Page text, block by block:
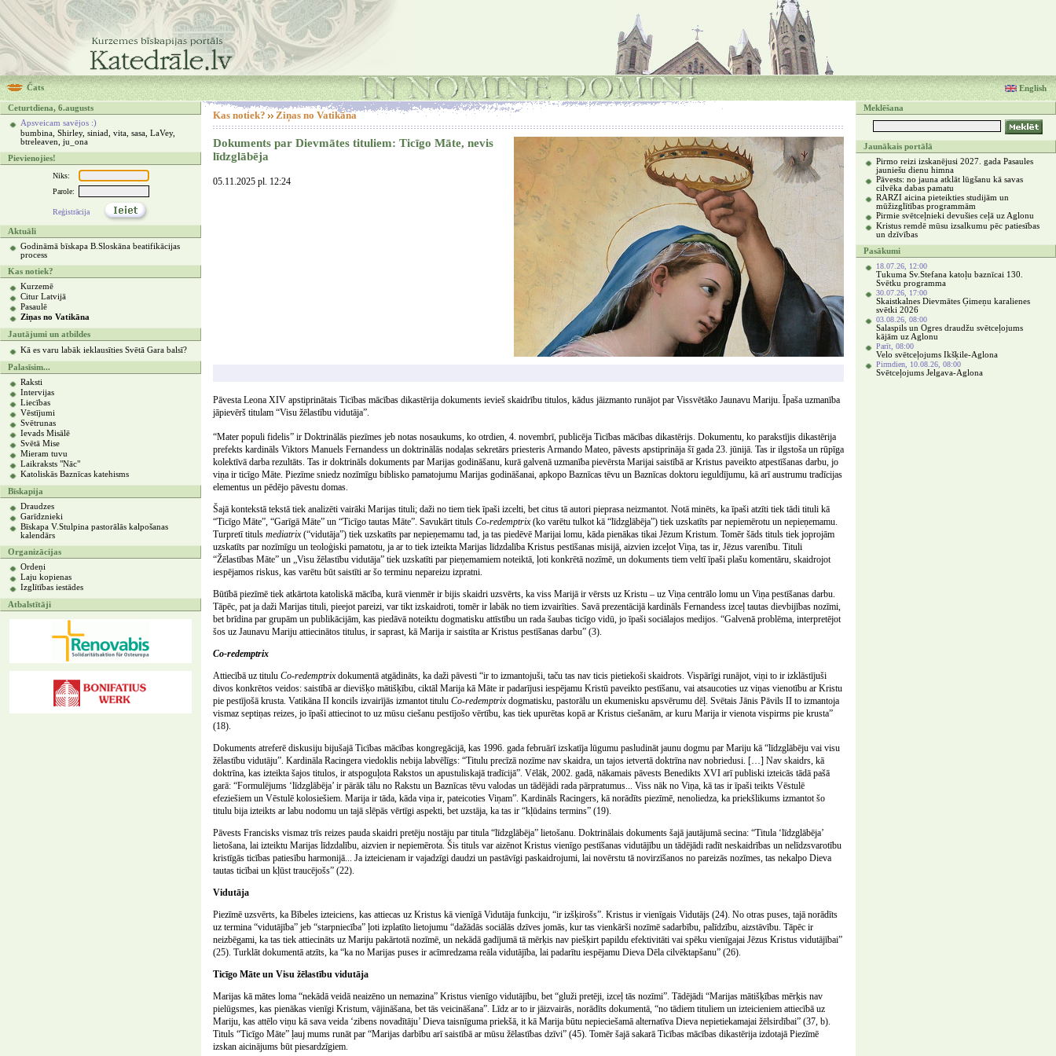
Čats English
Ceturtdiena, 6.augusts
Apsveicam savējos :)
bumbina, Shirley, siniad, vita, sasa, LaVey,
btreleaven, ju_ona
Pievienojies!
Niks:
Parole:
Reģistrācija
Aktuāli
Godināmā bīskapa B.Sloskāna beatifikācijas
process
Kas notiek?
Kurzemē
Citur Latvijā
Pasaulē
Ziņas no Vatikāna
Jautājumi un atbildes
Kā es varu labāk ieklausīties Svētā Gara balsī?
Palasīsim...
Raksti
Intervijas
Liecības
Vēstījumi
Svētrunas
Ievads Misālē
Svētā Mise
Mieram tuvu
Laikraksts "Nāc"
Katoliskās Baznīcas katehisms
Bīskapija
Draudzes
Garīdznieki
Bīskapa V.Stulpina pastorālās kalpošanas
kalendārs
Organizācijas
Ordeņi
Laju kopienas
Izglītības iestādes
Atbalstītāji
Kas notiek? Ziņas no Vatikāna
Dokuments par Dievmātes tituliem: Ticīgo Māte, nevis
līdzglābēja
05.11.2025 pl. 12:24
Pāvesta Leona XIV apstiprinātais Ticības mācības dikastērija dokuments ievieš skaidrību titulos, kādus jāizmanto runājot par Vissvētāko Jaunavu Mariju. Īpaša uzmanība
jāpievērš titulam “Visu žēlastību vidutāja”.
“Mater populi fidelis” ir Doktrinālās piezīmes jeb notas nosaukums, ko otrdien, 4. novembrī, publicēja Ticības mācības dikastērijs. Dokumentu, ko parakstījis dikastērija
prefekts kardināls Viktors Manuels Fernandess un doktrinālās nodaļas sekretārs priesteris Armando Mateo, pāvests apstiprināja šī gada 23. jūnijā. Tas ir ilgstoša un rūpīga
kolektīvā darba rezultāts. Tas ir doktrināls dokuments par Marijas godināšanu, kurā galvenā uzmanība pievērsta Marijai saistībā ar Kristus paveikto atpestīšanas darbu, jo
viņa ir ticīgo Māte. Piezīme sniedz nozīmīgu biblisko pamatojumu Marijas godināšanai, apkopo Baznīcas tēvu un Baznīcas doktoru ieguldījumu, kā arī austrumu tradīcijas
elementus un pēdējo pāvestu domas.
Šajā kontekstā tekstā tiek analizēti vairāki Marijas tituli; daži no tiem tiek īpaši izcelti, bet citus tā autori pieprasa neizmantot. Notā minēts, ka īpaši atzīti tiek tādi tituli kā
“Ticīgo Māte”, “Garīgā Māte” un “Ticīgo tautas Māte”. Savukārt tituls Co-redemptrix(ko varētu tulkot kā “līdzglābēja”) tiek uzskatīts par nepiemērotu un nepieņemamu.
Turpretī tituls mediatrix(“vidutāja”) tiek uzskatīts par nepieņemamu tad, ja tas piedēvē Marijai lomu, kāda pienākas tikai Jēzum Kristum. Tomēr šāds tituls tiek joprojām
uzskatīts par nozīmīgu un teoloģiski pamatotu, ja ar to tiek izteikta Marijas līdzdalība Kristus pestīšanas misijā, aizvien izceļot Viņa, tas ir, Jēzus varenību. Tituli
“Žēlastības Māte” un „Visu žēlastību vidutāja” tiek uzskatīti par pieņemamiem noteiktā, ļoti konkrētā nozīmē, un dokuments tiem veltī īpaši plašu komentāru, skaidrojot
iespējamos riskus, kas varētu būt saistīti ar šo terminu nepareizu izpratni.
Būtībā piezīmē tiek atkārtota katoliskā mācība, kurā vienmēr ir bijis skaidri uzsvērts, ka viss Marijā ir vērsts uz Kristu – uz Viņa centrālo lomu un Viņa pestīšanas darbu.
Tāpēc, pat ja daži Marijas tituli, pieejot pareizi, var tikt izskaidroti, tomēr ir labāk no tiem izvairīties. Savā prezentācijā kardināls Fernandess izceļ tautas dievbijības nozīmi,
bet brīdina par grupām un publikācijām, kas piedāvā noteiktu dogmatisku attīstību un rada šaubas ticīgo vidū, jo īpaši sociālajos medijos. “Galvenā problēma, interpretējot
šos uz Jaunavu Mariju attiecinātos titulus, ir saprast, kā Marija ir saistīta ar Kristus pestīšanas darbu” (3).
Co-redemptrix
Attiecībā uz titulu Co-redemptrixdokumentā atgādināts, ka daži pāvesti “ir to izmantojuši, taču tas nav ticis pietiekoši skaidrots. Vispārīgi runājot, viņi to ir izklāstījuši
divos konkrētos veidos: saistībā ar dievišķo mātišķību, ciktāl Marija kā Māte ir padarījusi iespējamu Kristū paveikto pestīšanu, vai atsaucoties uz viņas vienotību ar Kristu
pie pestījošā krusta. Vatikāna II koncils izvairījās izmantot titulu Co-redemptrixdogmatisku, pastorālu un ekumenisku apsvērumu dēļ. Svētais Jānis Pāvils II to izmantoja
vismaz septiņas reizes, jo īpaši attiecinot to uz mūsu ciešanu pestījošo vērtību, kas tiek upurētas kopā ar Kristus ciešanām, ar kuru Marija ir vienota vispirms pie krusta”
(18).
Dokuments atreferē diskusiju bijušajā Ticības mācības kongregācijā, kas 1996. gada februārī izskatīja lūgumu pasludināt jaunu dogmu par Mariju kā “līdzglābēju vai visu
žēlastību vidutāju”. Kardināla Racingera viedoklis nebija labvēlīgs: “Titulu precīzā nozīme nav skaidra, un tajos ietvertā doktrīna nav nobriedusi. […] Nav skaidrs, kā
doktrīna, kas izteikta šajos titulos, ir atspoguļota Rakstos un apustuliskajā tradīcijā”. Vēlāk, 2002. gadā, nākamais pāvests Benedikts XVI arī publiski izteicās tādā pašā
garā: “Formulējums ‘līdzglābēja’ ir pārāk tālu no Rakstu un Baznīcas tēvu valodas un tādējādi rada pārpratumus... Viss nāk no Viņa, kā tas ir īpaši teikts Vēstulē
efeziešiem un Vēstulē kolosiešiem. Marija ir tāda, kāda viņa ir, pateicoties Viņam”. Kardināls Racingers, kā norādīts piezīmē, nenoliedza, ka priekšlikums izmantot šo
titulu bija izteikts ar labu nodomu un tajā slēpās vērtīgi aspekti, bet uzstāja, ka tas ir “kļūdains termins” (19).
Pāvests Francisks vismaz trīs reizes pauda skaidri pretēju nostāju par titula “līdzglābēja” lietošanu. Doktrinālais dokuments šajā jautājumā secina: “Titula ‘līdzglābēja’
lietošana, lai izteiktu Marijas līdzdalību, aizvien ir nepiemērota. Šis tituls var aizēnot Kristus vienīgo pestīšanas vidutājību un tādējādi radīt neskaidrības un nelīdzsvarotību
kristīgās ticības patiesību harmonijā... Ja izteicienam ir vajadzīgi daudzi un pastāvīgi paskaidrojumi, lai novērstu tā novirzīšanos no pareizās nozīmes, tas nekalpo Dieva
tautas ticībai un kļūst traucējošs” (22).
Vidutāja
Piezīmē uzsvērts, ka Bībeles izteiciens, kas attiecas uz Kristus kā vienīgā Vidutāja funkciju, “ir izšķirošs”. Kristus ir vienīgais Vidutājs (24). No otras puses, tajā norādīts
uz termina “vidutājība” jeb “starpniecība” ļoti izplatīto lietojumu “dažādās sociālās dzīves jomās, kur tas vienkārši nozīmē sadarbību, palīdzību, aizstāvību. Tāpēc ir
neizbēgami, ka tas tiek attiecināts uz Mariju pakārtotā nozīmē, un nekādā gadījumā tā mērķis nav piešķirt papildu efektivitāti vai spēku vienīgajai Jēzus Kristus vidutājībai”
(25). Turklāt dokumentā atzīts, ka “ka no Marijas puses ir acīmredzama reāla vidutājība, lai padarītu iespējamu Dieva Dēla cilvēktapšanu” (26).
Ticīgo Māte un Visu žēlastību vidutāja
Marijas kā mātes loma “nekādā veidā neaizēno un nemazina” Kristus vienīgo vidutājību, bet “gluži pretēji, izceļ tās nozīmi”. Tādējādi “Marijas mātišķības mērķis nav
pielūgsmes, kas pienākas vienīgi Kristum, vājināšana, bet tās veicināšana”. Līdz ar to ir jāizvairās, norādīts dokumentā, “no tādiem tituliem un izteicieniem attiecībā uz
Mariju, kas attēlo viņu kā sava veida ‘zibens novadītāju’ Dieva taisnīguma priekšā, it kā Marija būtu nepieciešamā alternatīva Dieva nepietiekamajai žēlsirdībai” (37, b).
Tituls “Ticīgo Māte” ļauj mums runāt par “Marijas darbību arī saistībā ar mūsu žēlastības dzīvi” (45). Tomēr šajā sakarā Ticības mācības dikastērija izdotajā Piezīmē
izskan aicinājums būt piesardzīgiem.
Meklēšana
Jaunākais portālā
Pirmo reizi izskanējusi 2027. gada Pasaules
jauniešu dienu himna
Pāvests: no jauna atklāt lūgšanu kā savas
cilvēka dabas pamatu
RARZI aicina pieteikties studijām un
mūžizglītības programmām
Pirmie svētceļnieki devušies ceļā uz Aglonu
Kristus remdē mūsu izsalkumu pēc patiesības
un dzīvības
Pasākumi
18.07.26, 12:00
Tukuma Sv.Stefana katoļu baznīcai 130.
Svētku programma
30.07.26, 17:00
Skaistkalnes Dievmātes Ģimeņu karalienes
svētki 2026
03.08.26, 08:00
Salaspils un Ogres draudžu svētceļojums
kājām uz Aglonu
Parīt, 08:00
Velo svētceļojums Ikšķile-Aglona
Pirmdien, 10.08.26, 08:00
Svētceļojums Jelgava-Aglona